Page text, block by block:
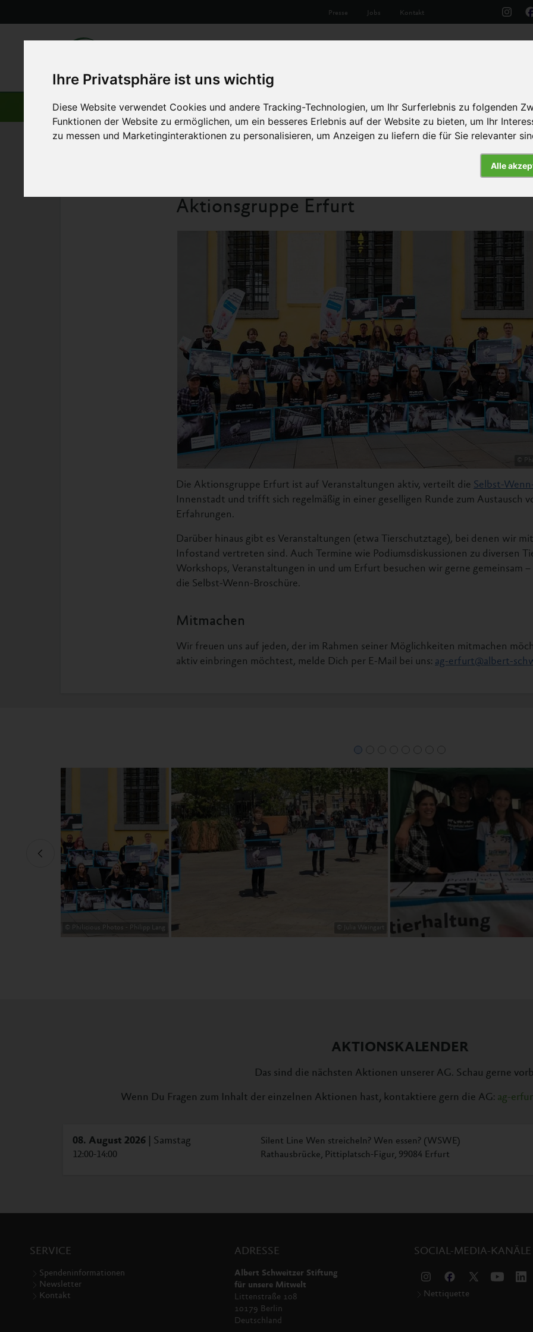
Ihre Privatsphäre ist uns wichtig
Diese Website verwendet Cookies und andere Tracking-Technologien, um Ihr Surferlebnis zu folgenden
Funktionen der Website zu ermöglichen, um ein besseres Erlebnis auf der Website zu bieten, um Ihr
zu messen und Marketinginteraktionen zu personalisieren, um Anzeigen zu liefern die für Sie relevanter
Alle
Presse Jobs Kontakt
AKTIV WERDEN
Aktionsgruppe Erfurt
©️
Die Aktionsgruppe Erfurt ist auf Veranstaltungen aktiv, verteilt die Selbst-
Innenstadt und trifft sich regelmäßig in einer geselligen Runde zum Austausch
Erfahrungen.
Darüber hinaus gibt es Veranstaltungen (etwa Tierschutztage), bei denen wir
Infostand vertreten sind. Auch Termine wie Podiumsdiskussionen zu diversen
Workshops, Veranstaltungen in und um Erfurt besuchen wir gerne gemeinsam
die Selbst-Wenn-Broschüre.
Mitmachen
Wir freuen uns auf jeden, der im Rahmen seiner Möglichkeiten mitmachen
aktiv einbringen möchtest, melde Dich per E-Mail bei uns: ag-erfurt@albert-
©️ Philicious Photos - Philipp Lang © Julia Weingart
Previous
AKTIONSKALENDER
Das sind die nächsten Aktionen unserer AG. Schau gerne
Wenn Du Fragen zum Inhalt der einzelnen Aktionen hast, kontaktiere gern die AG: ag-
08. August 2026 | Samstag
12:00-14:00
Silent Line Wen streicheln? Wen essen? (WSWE)
Rathausbrücke, Pittiplatsch-Figur, 99084 Erfurt
SERVICE
Spendeninformationen
Newsletter
Kontakt
ADRESSE
Albert Schweitzer Stiftung
für unsere Mitwelt
Littenstraße 108
10179 Berlin
Deutschland
SOCIAL-MEDIA-KANÄLE
Nettiquette